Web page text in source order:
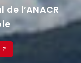
l’ANACR
?